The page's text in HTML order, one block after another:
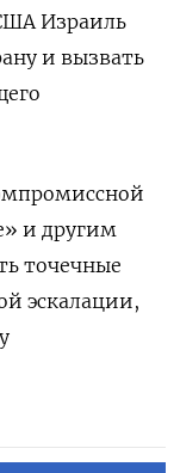
Израиль
и вызвать
и другим
точечные
эскалации,